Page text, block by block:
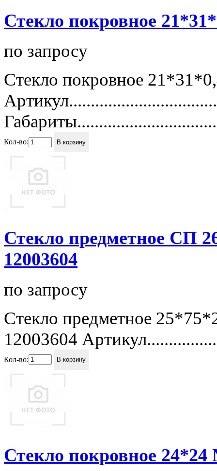
Стекло покровное
по запросу
Стекло покровное
Габариты................................
Кол-во: В корзину
Стекло предметное СП
12003604
по запросу
Стекло предметное
12003604
Кол-во: В корзину
Стекло покровное 24*24